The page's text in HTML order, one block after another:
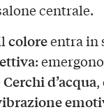
centrale.
coloreentra in
:
Cerchi d’acqua,